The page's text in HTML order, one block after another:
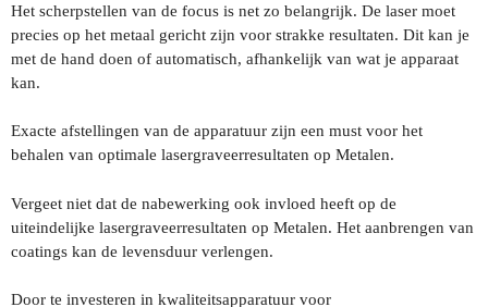
Het scherpstellen van de focus is net zo belangrijk. De laser moet
precies op het metaal gericht zijn voor strakke resultaten. Dit kan je
met de hand doen of automatisch, afhankelijk van wat je apparaat
kan.
Exacte afstellingen van de apparatuur zijn een must voor het
behalen van optimale lasergraveerresultaten op Metalen.
Vergeet niet dat de nabewerking ook invloed heeft op de
uiteindelijke lasergraveerresultaten op Metalen. Het aanbrengen van
coatings kan de levensduur verlengen.
Door te investeren in kwaliteitsapparatuur voor